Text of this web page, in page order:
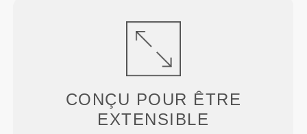
CONÇU POUR ÊTRE
EXTENSIBLE